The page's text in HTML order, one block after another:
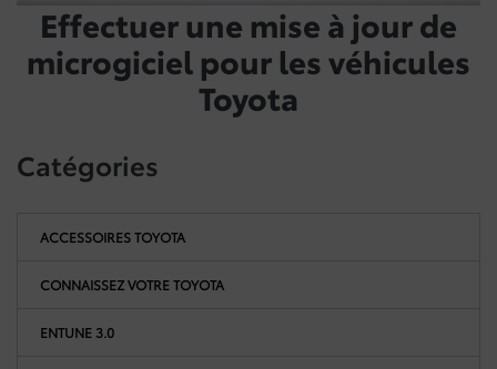
Effectuer une mise à jour de
microgiciel pour les véhicules
Toyota
Catégories
ACCESSOIRES TOYOTA
CONNAISSEZ VOTRE TOYOTA
ENTUNE 3.0